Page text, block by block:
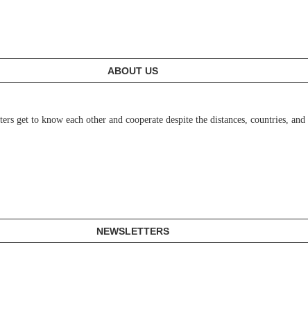
ABOUT US
get to know each other and cooperate despite the distances, countries, and
NEWSLETTERS